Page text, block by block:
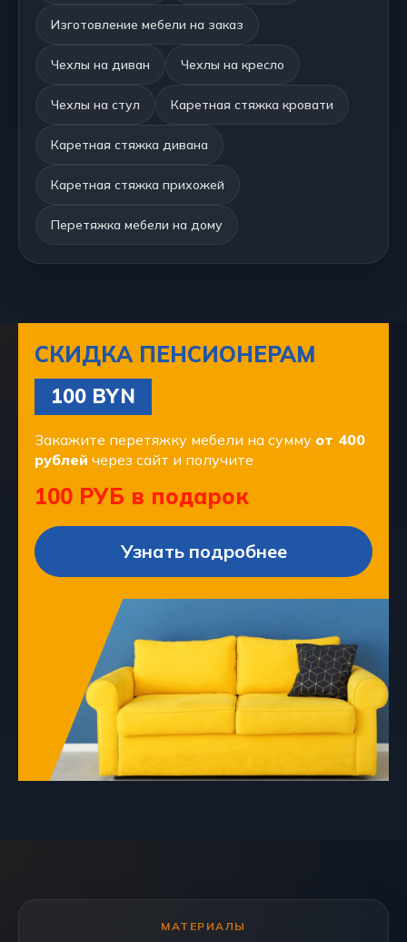
Изготовление мебели на заказ
Чехлы на диван Чехлы на кресло
Чехлы на стул Каретная стяжка кровати
Каретная стяжка дивана
Каретная стяжка прихожей
Перетяжка мебели на дому
СКИДКА ПЕНСИОНЕРАМ
100 BYN
Закажите перетяжку мебели на сумму от 400
рублей через сайт и получите
100 РУБ в подарок
Узнать подробнее
МАТЕРИАЛЫ